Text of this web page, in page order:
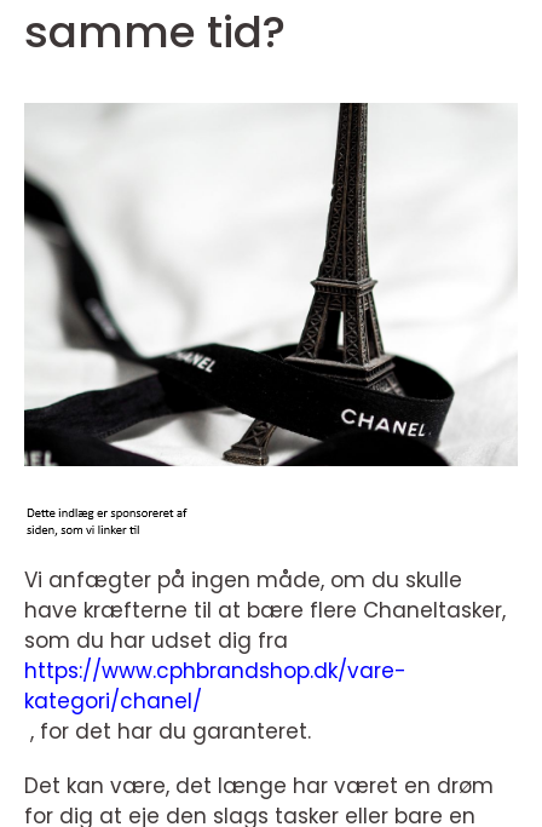
samme tid?
Vi anfægter på ingen måde, om du skulle
have kræfterne til at bære flere Chaneltasker,
som du har udset dig fra
https://www.cphbrandshop.dk/vare-
kategori/chanel/
, for det har du garanteret.
Det kan være, det længe har været en drøm
for dig at eje den slags tasker eller bare en